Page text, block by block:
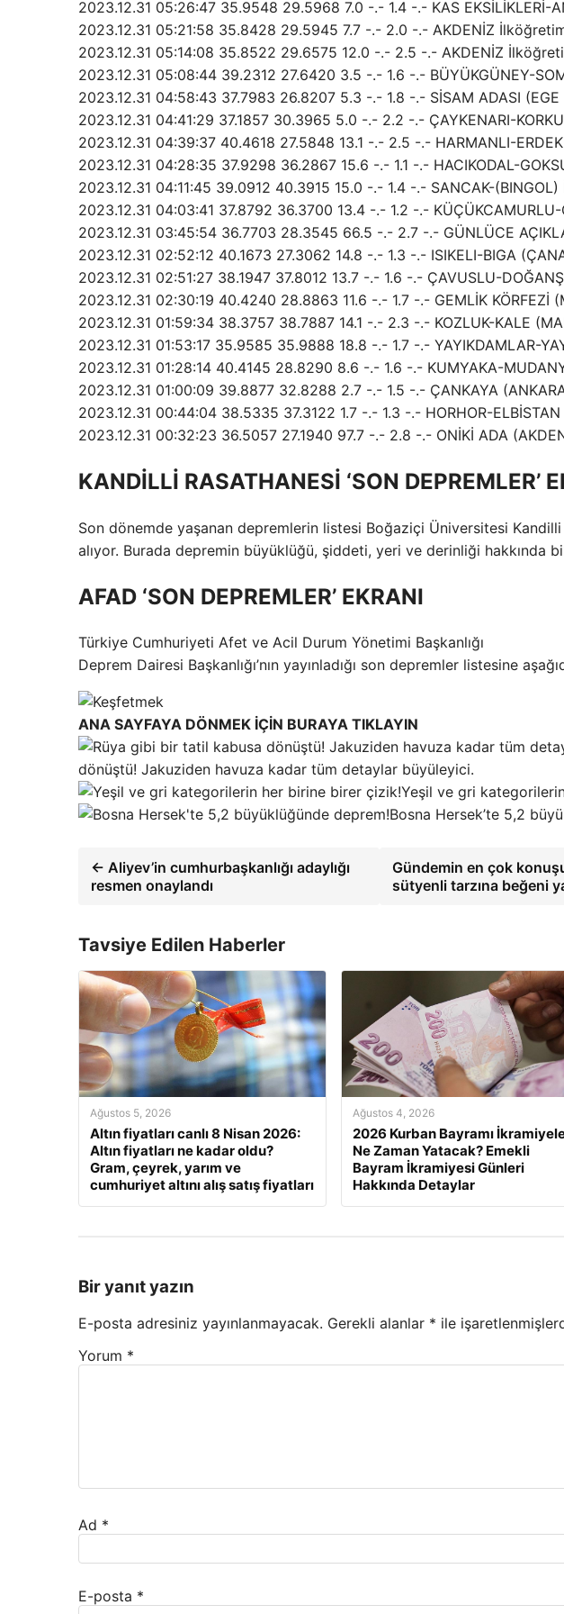
2023.12.31 05:26:47 35.9548 29.5968 7.0 -.- 1.4 -.- KAS EKSİLİKLERİ-
2023.12.31 05:21:58 35.8428 29.5945 7.7 -.- 2.0 -.- AKDENİZ
2023.12.31 05:14:08 35.8522 29.6575 12.0 -.- 2.5 -.- AKDENİZ
2023.12.31 05:08:44 39.2312 27.6420 3.5 -.- 1.6 -.- BÜYÜKGÜNEY-
2023.12.31 04:58:43 37.7983 26.8207 5.3 -.- 1.8 -.- SİSAM ADASI
2023.12.31 04:41:29 37.1857 30.3965 5.0 -.- 2.2 -.- ÇAYKENARI-
2023.12.31 04:39:37 40.4618 27.5848 13.1 -.- 2.5 -.- HARMANLI-
2023.12.31 04:28:35 37.9298 36.2867 15.6 -.- 1.1 -.- HACIKODAL-
2023.12.31 04:11:45 39.0912 40.3915 15.0 -.- 1.4 -.- SANCAK-
2023.12.31 04:03:41 37.8792 36.3700 13.4 -.- 1.2 -.-
2023.12.31 03:45:54 36.7703 28.3545 66.5 -.- 2.7 -.- GÜNLÜCE
2023.12.31 02:52:12 40.1673 27.3062 14.8 -.- 1.3 -.- ISIKELI-BIGA
2023.12.31 02:51:27 38.1947 37.8012 13.7 -.- 1.6 -.- ÇAVUSLU-
2023.12.31 02:30:19 40.4240 28.8863 11.6 -.- 1.7 -.- GEMLİK KÖRFEZİ
2023.12.31 01:59:34 38.3757 38.7887 14.1 -.- 2.3 -.- KOZLUK-KALE
2023.12.31 01:53:17 35.9585 35.9888 18.8 -.- 1.7 -.- YAYIKDAMLAR-
2023.12.31 01:28:14 40.4145 28.8290 8.6 -.- 1.6 -.- KUMYAKA-
2023.12.31 01:00:09 39.8877 32.8288 2.7 -.- 1.5 -.- ÇANKAYA
2023.12.31 00:44:04 38.5335 37.3122 1.7 -.- 1.3 -.- HORHOR-
2023.12.31 00:32:23 36.5057 27.1940 97.7 -.- 2.8 -.- ONİKİ ADA
KANDİLLİ RASATHANESİ ‘SON DEPREMLER’
Son dönemde yaşanan depremlerin listesi Boğaziçi Üniversitesi
alıyor. Burada depremin büyüklüğü, şiddeti, yeri ve derinliği hakkında
AFAD ‘SON DEPREMLER’ EKRANI
Türkiye Cumhuriyeti Afet ve Acil Durum Yönetimi Başkanlığı
Deprem Dairesi Başkanlığı’nın yayınladığı son depremler listesine
ANA SAYFAYA DÖNMEK İÇİN BURAYA TIKLAYIN
dönüştü! Jakuziden havuza kadar tüm detaylar büyüleyici.
Yeşil ve gri
Bosna Hersek’te 5,2
← Aliyev’in cumhurbaşkanlığı adaylığı
resmen onaylandı
Gündemin en çok
sütyenli tarzına beğeni
Tavsiye Edilen Haberler
Ağustos 5, 2026
Altın fiyatları canlı 8 Nisan 2026:
Altın fiyatları ne kadar oldu?
Gram, çeyrek, yarım ve
cumhuriyet altını alış satış fiyatları
Ağustos 4, 2026
2026 Kurban Bayramı
Ne Zaman Yatacak? Emekli
Bayram İkramiyesi Günleri
Hakkında Detaylar
Bir yanıt yazın
E-posta adresiniz yayınlanmayacak. Gerekli alanlar * ile
Yorum *
Ad *
E-posta *